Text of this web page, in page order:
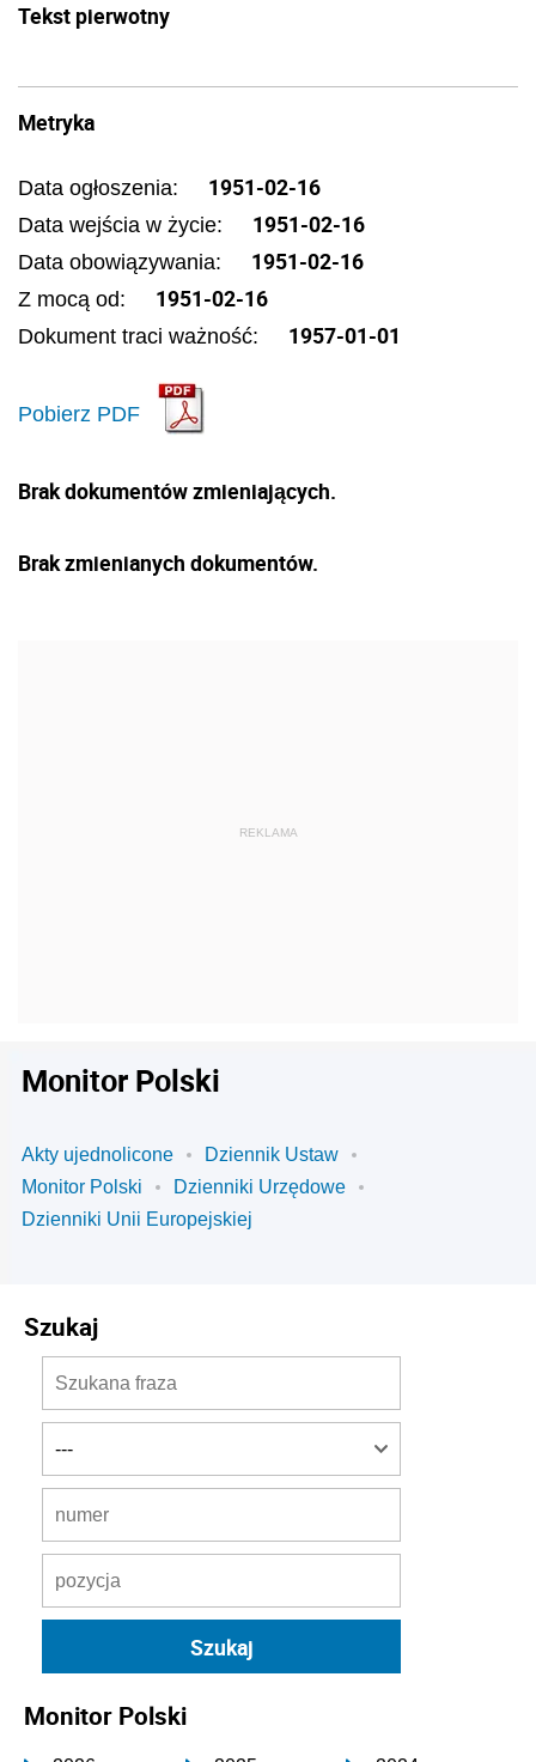
Tekst pierwotny
Metryka
Data ogłoszenia: 1951-02-16
Data wejścia w życie: 1951-02-16
Data obowiązywania: 1951-02-16
Z mocą od: 1951-02-16
Dokument traci ważność: 1957-01-01
Pobierz PDF
Brak dokumentów zmieniających.
Brak zmienianych dokumentów.
Monitor Polski
Akty ujednolicone
Dziennik Ustaw
Monitor Polski
Dzienniki Urzędowe
Dzienniki Unii Europejskiej
Szukaj
Monitor Polski